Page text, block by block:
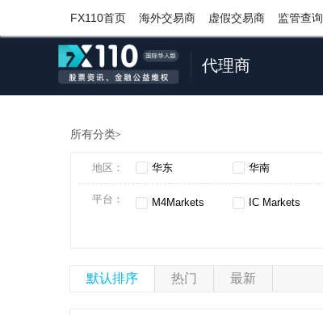
FX110首页 海外交易商 虚假交易商 监管查询
代理商
所有分类>
地区： 华东 华南
平台： M4Markets IC Markets
KCM Trade WeTrade
默认排序 热门 最新